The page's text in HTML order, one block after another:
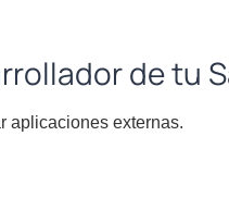
de tu
aplicaciones externas.